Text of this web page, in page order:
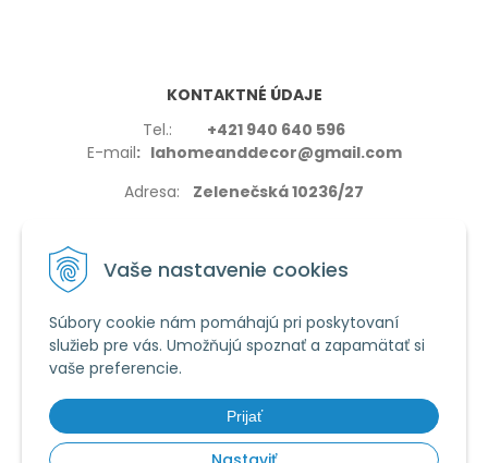
Vaše nastavenie cookies
Súbory cookie nám pomáhajú pri poskytovaní
služieb pre vás. Umožňujú spoznať a zapamätať si
vaše preferencie.
Prijať
KONTAKTNÉ ÚDAJE
Tel.: +421 940 640 596
E-mail: lahomeanddecor@gmail.com
Adresa: Zelenečská 10236/27
VŠETKO O NÁKUPE
Používanie cookies
Obchodné podmienky